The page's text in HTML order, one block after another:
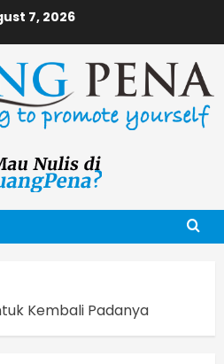
7, 2026
Kembali Padanya